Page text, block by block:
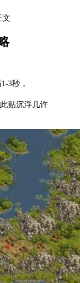
文
3秒，
贴沉浮几许